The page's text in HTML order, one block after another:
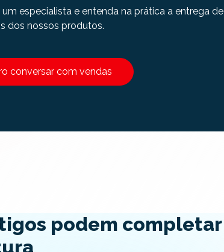
um especialista e entenda na prática a entrega de
dos nossos produtos.
conversar com vendas
podem completar